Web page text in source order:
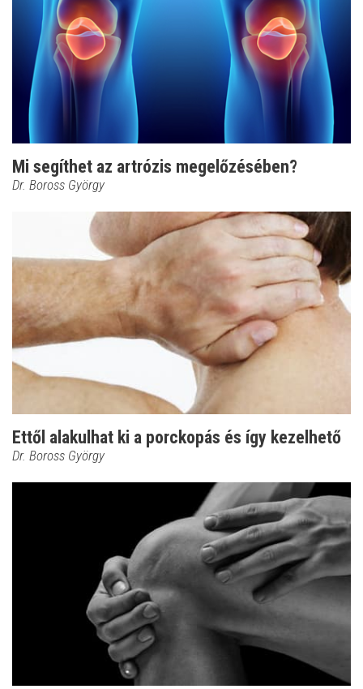
Mi segíthet az artrózis megelőzésében?
Dr. Boross György
Ettől alakulhat ki a porckopás és így kezelhető
Dr. Boross György